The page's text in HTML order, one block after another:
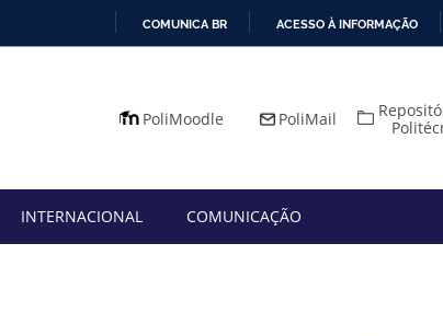
O
COMUNICA BR ACESSO À INFORMAÇÃO
PoliMoodle PoliMail
INTERNACIONAL COMUNICAÇÃO